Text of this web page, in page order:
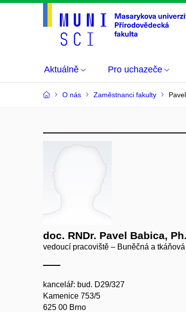
Aktuálně Pro uchazeče
O nás Zaměstnanci fakulty
doc. RNDr. Pavel Babica,
vedoucí pracoviště – Buněčná a
kancelář: bud. D29/327
Kamenice 753/5
625 00 Brno